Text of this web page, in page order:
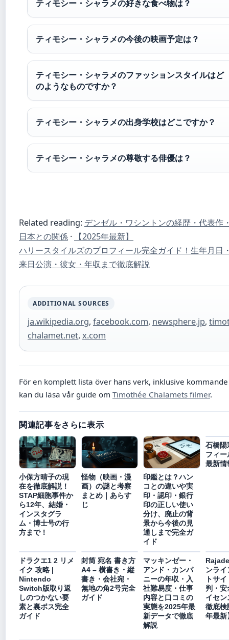
ティモシー・シャラメの好きな食べ物は？
ティモシー・シャラメの今後の映画予定は？
ティモシー・シャラメのファッションスタイルはど
のようなものですか？
ティモシー・シャラメの出身学校はどこですか？
ティモシー・シャラメの尊敬する俳優は？
Related reading: デンゼル・ワシントンの経歴・代表作
日本との関係 ·
【2025年最新】
ハリースタイルズのプロフィール完全ガイド！生年月日
来日公演・彼女・年収まで徹底解説
ADDITIONAL SOURCES
ja.wikipedia.org, facebook.com, newsphere.jp,
chalamet.net, x.com
För en komplett lista över hans verk, inklusive
kan du läsa vår guide om Timothée Chalamets filmer.
関連記事をさらに表示
小保方晴子の現
在を徹底解説！
STAP細胞事件か
ら12年、結婚・
インスタグラ
ム・博士号の行
方まで！
怪物（映画・漫
画）の謎と考察
まとめ｜あらす
じ
印鑑とは？ハン
コとの違いや実
印・認印・銀行
印の正しい使い
分け、廃止の背
景から今後の見
通しまで完全ガ
イド
石橋陽
フィー
最新情
ドラクエ1 2 リメ
イク 攻略 |
Nintendo
Switch版取り返
しのつかない要
素と裏ボス完全
ガイド
封筒 宛名 書き方
A4 – 横書き・縦
書き・会社宛・
無地の角2号完全
ガイド
マッキンゼー・
アンド・カンパ
ニーの年収・入
社難易度・仕事
内容と口コミの
実態を2025年最
新データで徹底
解説
ンライ
トサ
判・安
イセン
徹底検
年最新